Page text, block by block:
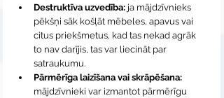
Destruktīva uzvedība: ja mājdzīvnieks
pēkšņi sāk košļāt mēbeles, apavus vai
citus priekšmetus, kad tas nekad agrāk
to nav darījis, tas var liecināt par
satraukumu.
Pārmērīga laizīšana vai skrāpēšana:
mājdzīvnieki var izmantot pārmērīgu